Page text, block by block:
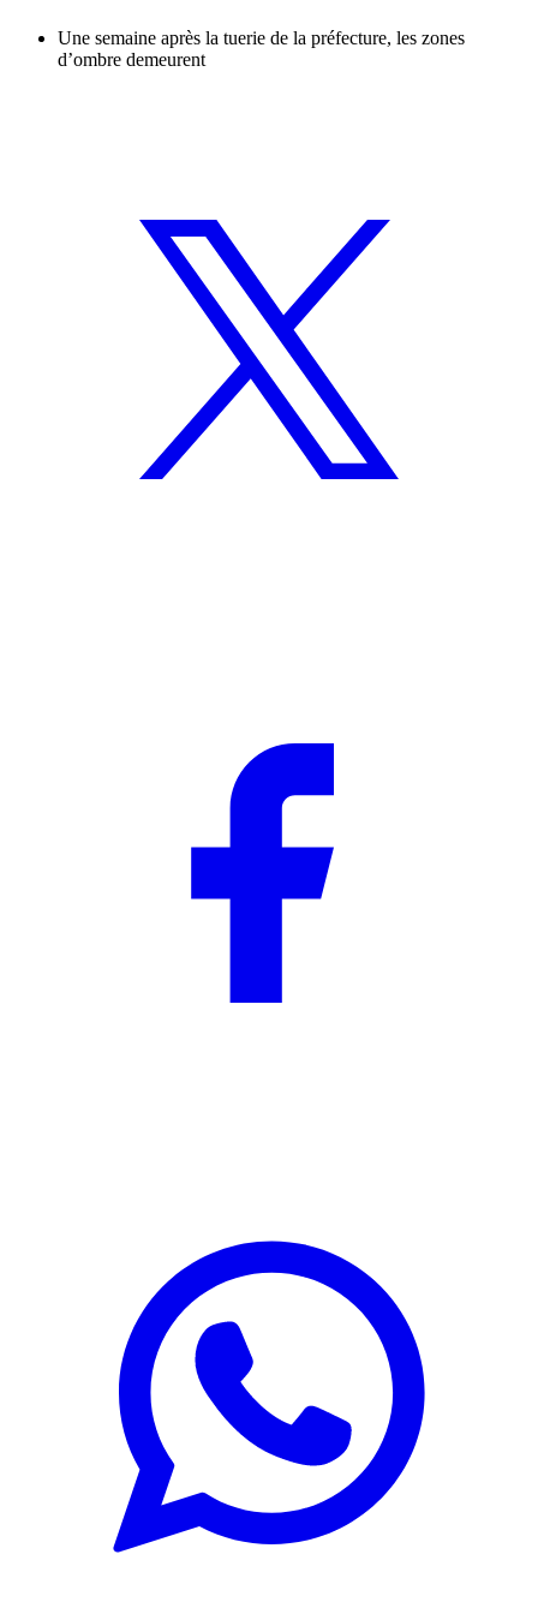
Une semaine après la tuerie de la préfecture, les zones
d’ombre demeurent